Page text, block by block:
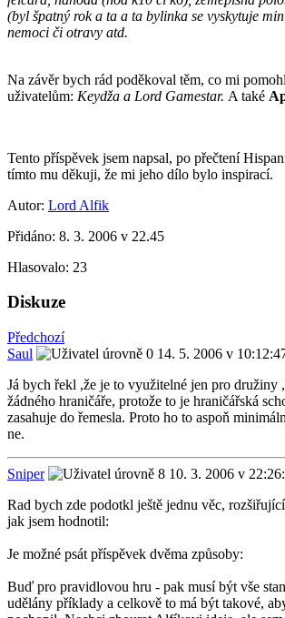
(byl špatný rok a ta a ta bylinka se vyskytuje
nemoci či otravy atd.
Na závěr bych rád poděkoval těm, co mi
uživatelům: Keydža a Lord Gamestar. A také
Tento příspěvek jsem napsal, po přečtení
tímto mu děkuji, že mi jeho dílo bylo inspirací.
Autor: Lord Alfik
Přidáno: 8. 3. 2006 v 22.45
Hlasovalo: 23
Diskuze
Předchozí
Saul
14. 5. 2006 v
Já bych řekl ,že je to využitelné jen pro družiny
žádného hraničáře, protože to je hraničářská
zasahuje do řemesla. Proto ho to aspoň
ne.
Sniper
10. 3. 2006 v
Rad bych zde podotkl ještě jednu věc,
jak jsem hodnotil:
Je možné psát příspěvek dvěma způsoby:
Buď pro pravidlovou hru - pak musí být vše
udělány příklady a celkově to má být takové,